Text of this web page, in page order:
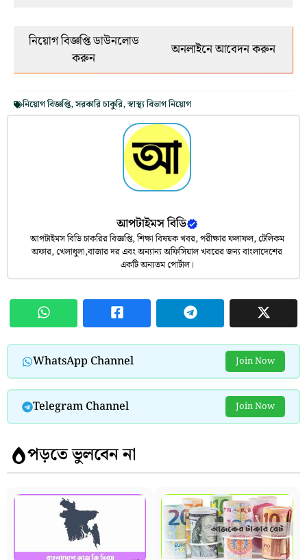
নিয়োগ বিজ্ঞপ্তি ডাউনলোড
করুন
অনলাইনে আবেদন করুন
নিয়োগ বিজ্ঞপ্তি,সরকারি চাকুরি,স্বাস্থ্য বিভাগ নিয়োগ
আপটাইমস বিডি
আপটাইমস বিডি চাকরির বিজ্ঞপ্তি, শিক্ষা বিষয়ক খবর, পরীক্ষার ফলাফল, টেলিকম
অফার, খেলাধুলা,বাজার দর এবং অন্যান্য অফিসিয়াল খবরের জন্য বাংলাদেশের
একটি অন্যতম পোর্টাল।
WhatsApp Channel Join Now
Telegram Channel Join Now
পড়তে ভুলবেন না